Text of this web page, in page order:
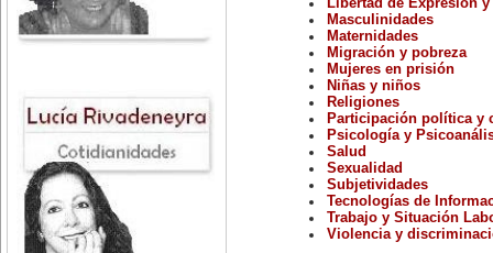
Libertad de Expresión
Masculinidades
Maternidades
Migración y pobreza
Mujeres en prisión
Niñas y niños
Religiones
Participación política y
Psicología y
Salud
Sexualidad
Subjetividades
Tecnologías de
Trabajo y Situación
Violencia y